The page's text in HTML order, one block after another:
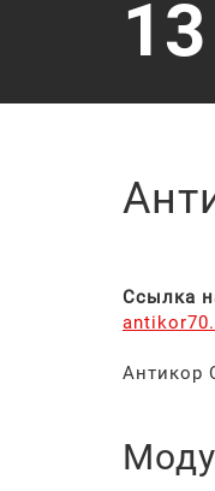
13
Ссылка
Антикор